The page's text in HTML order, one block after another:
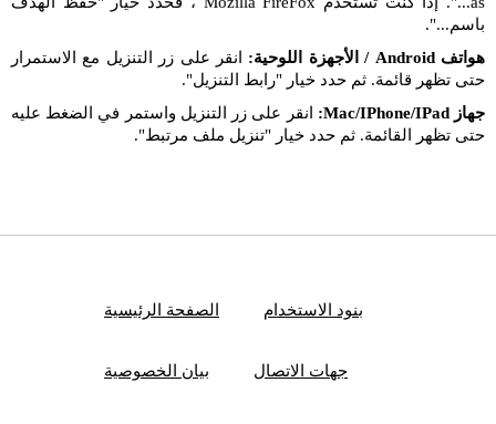
باسم...".
هواتف Android / الأجهزة اللوحية:
انقر على زر التنزيل مع الاستمرار
حتى تظهر قائمة. ثم حدد خيار "رابط التنزيل".
جهاز Mac/IPhone/IPad:
انقر على زر التنزيل واستمر في الضغط عليه
حتى تظهر القائمة. ثم حدد خيار "تنزيل ملف مرتبط".
الصفحة الرئيسية بنود الاستخدام
بيان الخصوصية جهات الاتصال